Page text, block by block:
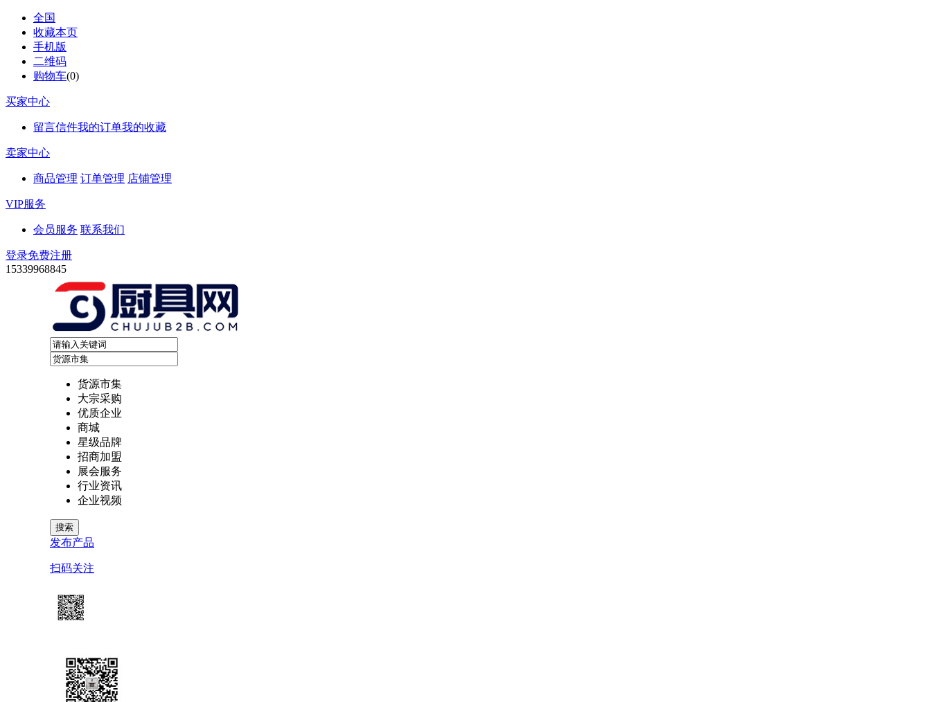
全国
收藏本页
手机版
二维码
购物车(0)
买家中心
留言信件我的订单我的收藏
卖家中心
商品管理 订单管理 店铺管理
VIP服务
会员服务 联系我们
登录免费注册
15339968845
货源市集
大宗采购
优质企业
商城
星级品牌
招商加盟
展会服务
行业资讯
企业视频
发布产品
扫码关注